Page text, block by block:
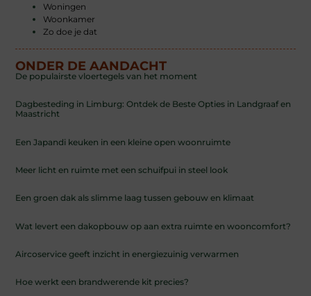
Woningen
Woonkamer
Zo doe je dat
ONDER DE AANDACHT
De populairste vloertegels van het moment
Dagbesteding in Limburg: Ontdek de Beste Opties in Landgraaf en
Maastricht
Een Japandi keuken in een kleine open woonruimte
Meer licht en ruimte met een schuifpui in steel look
Een groen dak als slimme laag tussen gebouw en klimaat
Wat levert een dakopbouw op aan extra ruimte en wooncomfort?
Aircoservice geeft inzicht in energiezuinig verwarmen
Hoe werkt een brandwerende kit precies?